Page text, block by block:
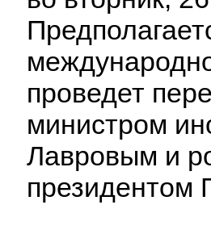
проведет
министром
Лавровым и
президентом